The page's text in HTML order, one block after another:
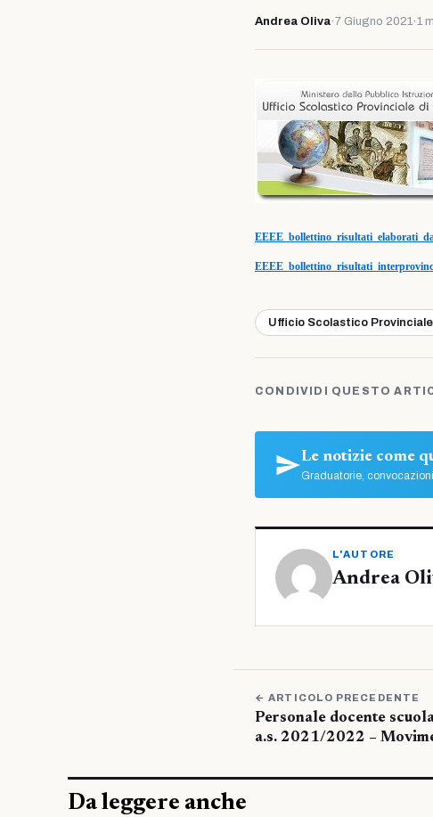
Andrea Oliva·7 Giugno 2021·1
Ufficio Scolastico Provinciale
CONDIVIDI QUESTO
Le notizie come
Graduatorie,
L'AUTORE
Andrea
← ARTICOLO PRECEDENTE
Personale docente
a.s. 2021/2022 –
Da leggere anche